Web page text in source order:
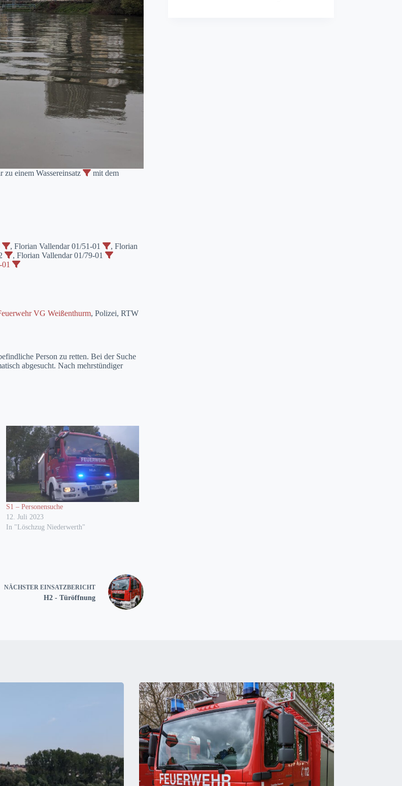
einem Wassereinsatz
mit dem
, Florian Vallendar 01/51-01
, Florian
, Florian Vallendar 01/79-01
VG Weißenthurm, Polizei, RTW
Person zu retten. Bei der Suche
abgesucht. Nach mehrstündiger
S1 – Personensuche
12. Juli 2023
In "Löschzug Niederwerth"
NÄCHSTER EINSATZBERICHT
H2 - Türöffnung